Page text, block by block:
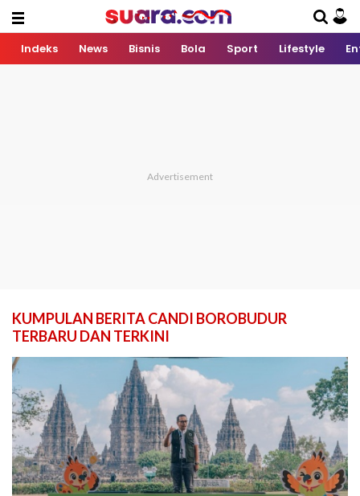
Indeks News Bisnis Bola Sport Lifestyle
KUMPULAN BERITA CANDI BOROBUDUR
TERBARU DAN TERKINI